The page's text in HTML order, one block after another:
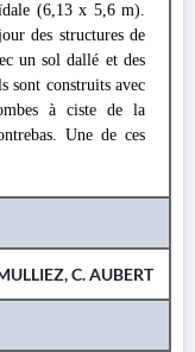
(6,13 x 5,6 m).
des structures de
un sol dallé et des
sont construits avec
à ciste de la
Une de ces
C. AUBERT